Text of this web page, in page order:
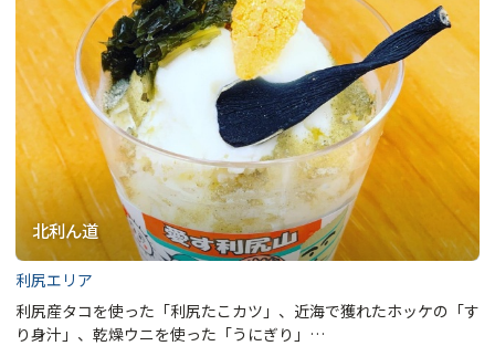
北利ん道
利尻エリア
利尻産タコを使った「利尻たこカツ」、近海で獲れたホッケの「す
り身汁」、乾燥ウニを使った「うにぎり」…